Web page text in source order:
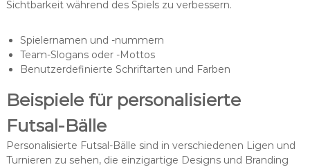
Sichtbarkeit während des Spiels zu verbessern.
Spielernamen und -nummern
Team-Slogans oder -Mottos
Benutzerdefinierte Schriftarten und Farben
Beispiele für personalisierte
Futsal-Bälle
Personalisierte Futsal-Bälle sind in verschiedenen Ligen und
Turnieren zu sehen, die einzigartige Designs und Branding